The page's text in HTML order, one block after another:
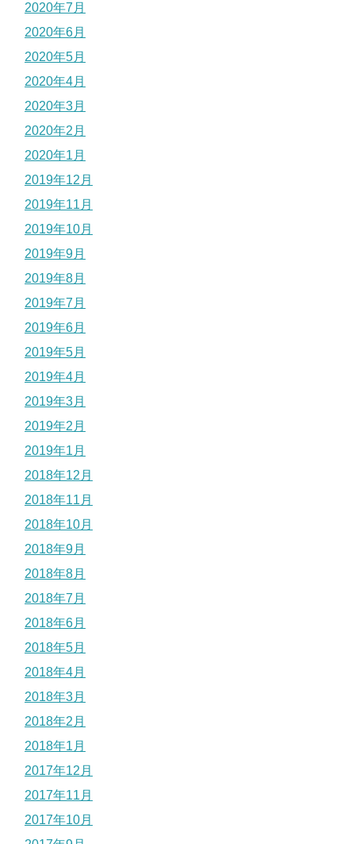
2020年7月
2020年6月
2020年5月
2020年4月
2020年3月
2020年2月
2020年1月
2019年12月
2019年11月
2019年10月
2019年9月
2019年8月
2019年7月
2019年6月
2019年5月
2019年4月
2019年3月
2019年2月
2019年1月
2018年12月
2018年11月
2018年10月
2018年9月
2018年8月
2018年7月
2018年6月
2018年5月
2018年4月
2018年3月
2018年2月
2018年1月
2017年12月
2017年11月
2017年10月